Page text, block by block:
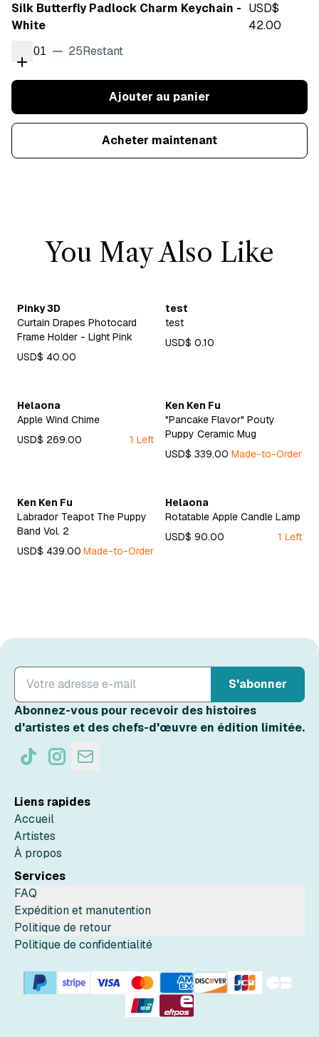
Silk Butterfly Padlock Charm Keychain -
White
USD$
42.00
01 25Restant
Ajouter au panier
Acheter maintenant
You May Also Like
Pinky 3D
Curtain Drapes Photocard
Frame Holder - Light Pink
USD$ 40.00
test
test
USD$ 0.10
Helaona
Apple Wind Chime
USD$ 269.00
1 Left
Ken Ken Fu
"Pancake Flavor" Pouty
Puppy Ceramic Mug
USD$ 339.00 Made-to-Order
Ken Ken Fu
Labrador Teapot The Puppy
Band Vol. 2
USD$ 439.00 Made-to-Order
Helaona
Rotatable Apple Candle Lamp
USD$ 90.00
1 Left
S'abonner
Abonnez-vous pour recevoir des histoires
d'artistes et des chefs-d'œuvre en édition limitée.
Liens rapides
Accueil
Artistes
À propos
Services
FAQ
Expédition et manutention
Politique de retour
Politique de confidentialité